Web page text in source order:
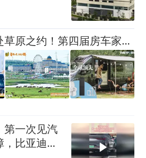
以车为媒，赴草原之约！第四届房车家族草原嘉年华集结完毕
第一次见汽
比亚迪果